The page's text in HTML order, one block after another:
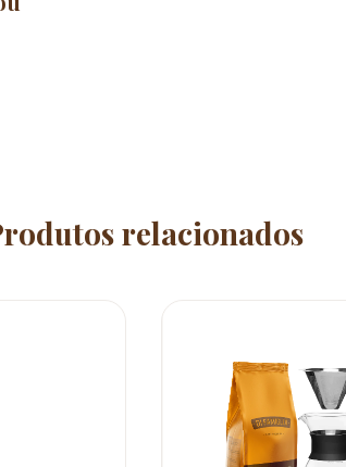
relacionados